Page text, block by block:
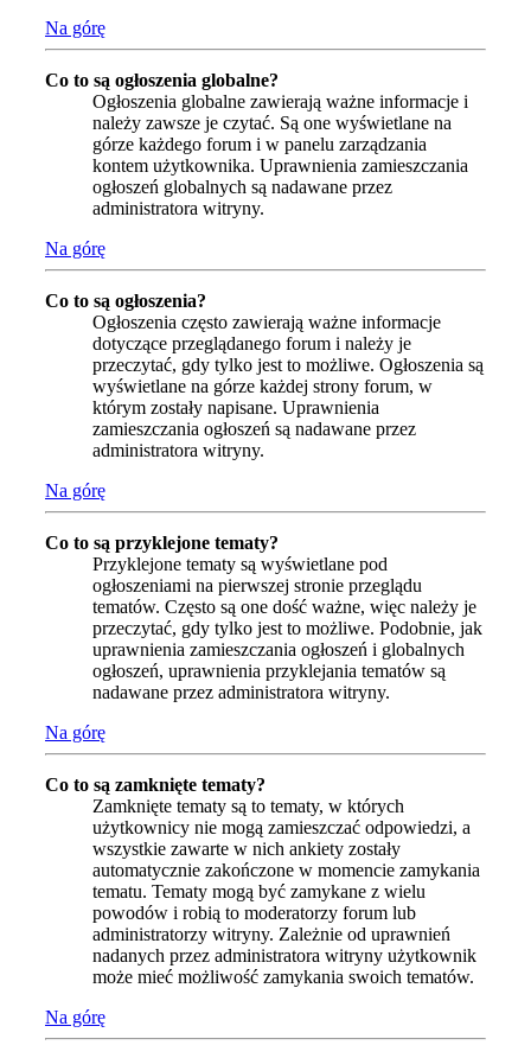
Na górę
Co to są ogłoszenia globalne?
Ogłoszenia globalne zawierają ważne informacje i
należy zawsze je czytać. Są one wyświetlane na
górze każdego forum i w panelu zarządzania
kontem użytkownika. Uprawnienia zamieszczania
ogłoszeń globalnych są nadawane przez
administratora witryny.
Na górę
Co to są ogłoszenia?
Ogłoszenia często zawierają ważne informacje
dotyczące przeglądanego forum i należy je
przeczytać, gdy tylko jest to możliwe. Ogłoszenia są
wyświetlane na górze każdej strony forum, w
którym zostały napisane. Uprawnienia
zamieszczania ogłoszeń są nadawane przez
administratora witryny.
Na górę
Co to są przyklejone tematy?
Przyklejone tematy są wyświetlane pod
ogłoszeniami na pierwszej stronie przeglądu
tematów. Często są one dość ważne, więc należy je
przeczytać, gdy tylko jest to możliwe. Podobnie, jak
uprawnienia zamieszczania ogłoszeń i globalnych
ogłoszeń, uprawnienia przyklejania tematów są
nadawane przez administratora witryny.
Na górę
Co to są zamknięte tematy?
Zamknięte tematy są to tematy, w których
użytkownicy nie mogą zamieszczać odpowiedzi, a
wszystkie zawarte w nich ankiety zostały
automatycznie zakończone w momencie zamykania
tematu. Tematy mogą być zamykane z wielu
powodów i robią to moderatorzy forum lub
administratorzy witryny. Zależnie od uprawnień
nadanych przez administratora witryny użytkownik
może mieć możliwość zamykania swoich tematów.
Na górę